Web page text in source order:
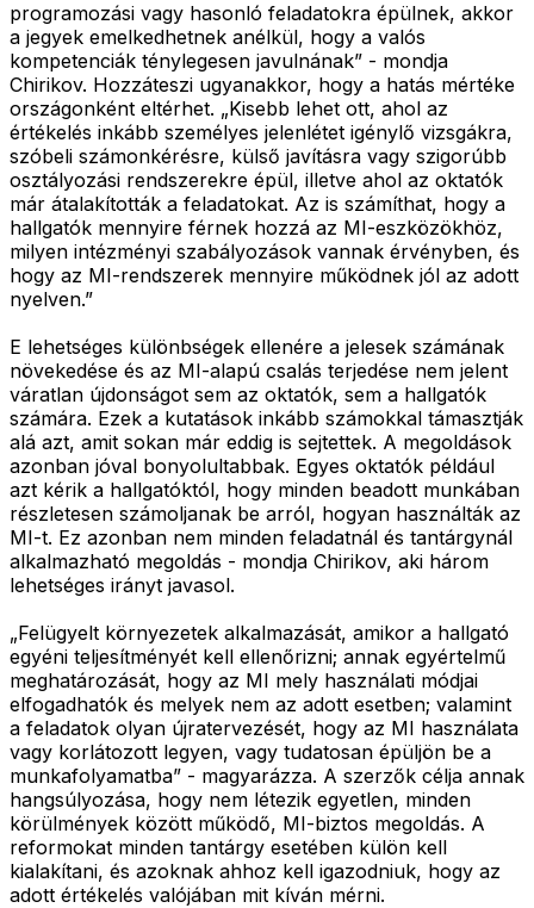
programozási vagy hasonló feladatokra épülnek, akkor
a jegyek emelkedhetnek anélkül, hogy a valós
kompetenciák ténylegesen javulnának” - mondja
Chirikov. Hozzáteszi ugyanakkor, hogy a hatás mértéke
országonként eltérhet. „Kisebb lehet ott, ahol az
értékelés inkább személyes jelenlétet igénylő vizsgákra,
szóbeli számonkérésre, külső javításra vagy szigorúbb
osztályozási rendszerekre épül, illetve ahol az oktatók
már átalakították a feladatokat. Az is számíthat, hogy a
hallgatók mennyire férnek hozzá az MI-eszközökhöz,
milyen intézményi szabályozások vannak érvényben, és
hogy az MI-rendszerek mennyire működnek jól az adott
nyelven.”
E lehetséges különbségek ellenére a jelesek számának
növekedése és az MI-alapú csalás terjedése nem jelent
váratlan újdonságot sem az oktatók, sem a hallgatók
számára. Ezek a kutatások inkább számokkal támasztják
alá azt, amit sokan már eddig is sejtettek. A megoldások
azonban jóval bonyolultabbak. Egyes oktatók például
azt kérik a hallgatóktól, hogy minden beadott munkában
részletesen számoljanak be arról, hogyan használták az
MI-t. Ez azonban nem minden feladatnál és tantárgynál
alkalmazható megoldás - mondja Chirikov, aki három
lehetséges irányt javasol.
„Felügyelt környezetek alkalmazását, amikor a hallgató
egyéni teljesítményét kell ellenőrizni; annak egyértelmű
meghatározását, hogy az MI mely használati módjai
elfogadhatók és melyek nem az adott esetben; valamint
a feladatok olyan újratervezését, hogy az MI használata
vagy korlátozott legyen, vagy tudatosan épüljön be a
munkafolyamatba” - magyarázza. A szerzők célja annak
hangsúlyozása, hogy nem létezik egyetlen, minden
körülmények között működő, MI-biztos megoldás. A
reformokat minden tantárgy esetében külön kell
kialakítani, és azoknak ahhoz kell igazodniuk, hogy az
adott értékelés valójában mit kíván mérni.